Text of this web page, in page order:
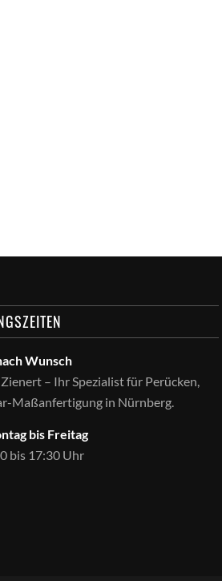
Wunsch
– Ihr Spezialist für Perücken,
Maßanfertigung in Nürnberg.
bis Freitag
bis 17:30 Uhr